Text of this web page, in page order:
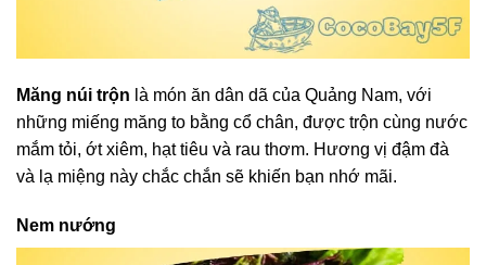
Măng núi trộn là món ăn dân dã của Quảng Nam, với
những miếng măng to bằng cổ chân, được trộn cùng nước
mắm tỏi, ớt xiêm, hạt tiêu và rau thơm. Hương vị đậm đà
và lạ miệng này chắc chắn sẽ khiến bạn nhớ mãi.
Nem nướng